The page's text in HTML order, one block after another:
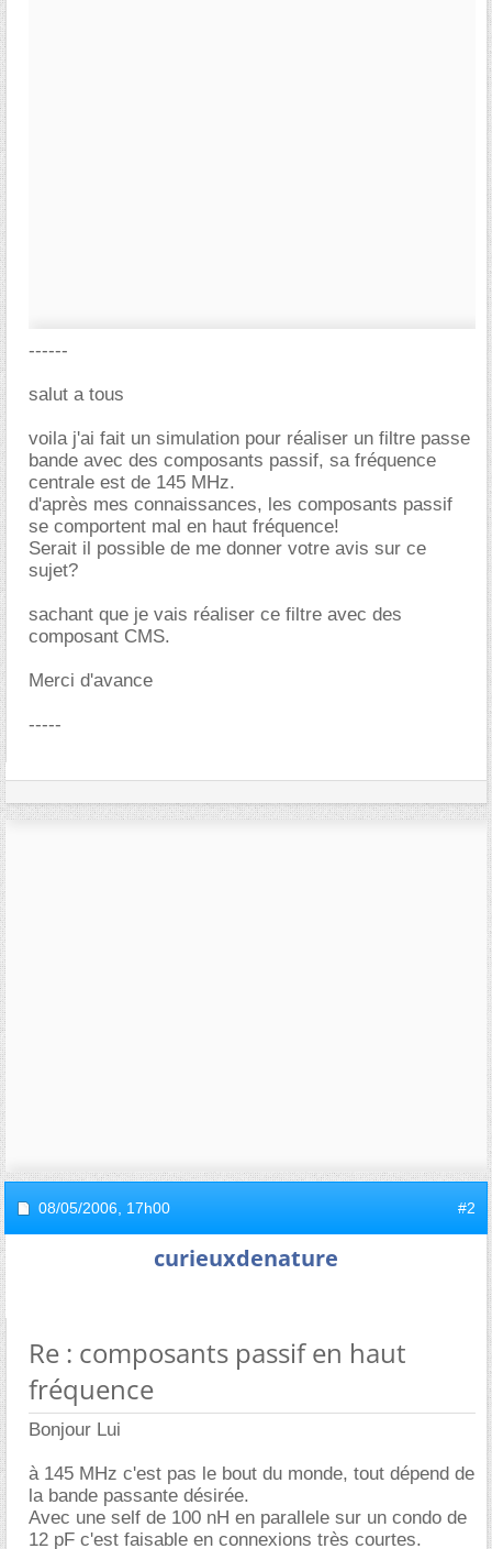
------
salut a tous
voila j'ai fait un simulation pour réaliser un filtre passe
bande avec des composants passif, sa fréquence
centrale est de 145 MHz.
d'après mes connaissances, les composants passif
se comportent mal en haut fréquence!
Serait il possible de me donner votre avis sur ce
sujet?
sachant que je vais réaliser ce filtre avec des
composant CMS.
Merci d'avance
-----
08/05/2006, 17h00 #2
curieuxdenature
Re : composants passif en haut
fréquence
Bonjour Lui
à 145 MHz c'est pas le bout du monde, tout dépend de
la bande passante désirée.
Avec une self de 100 nH en parallele sur un condo de
12 pF c'est faisable en connexions très courtes.